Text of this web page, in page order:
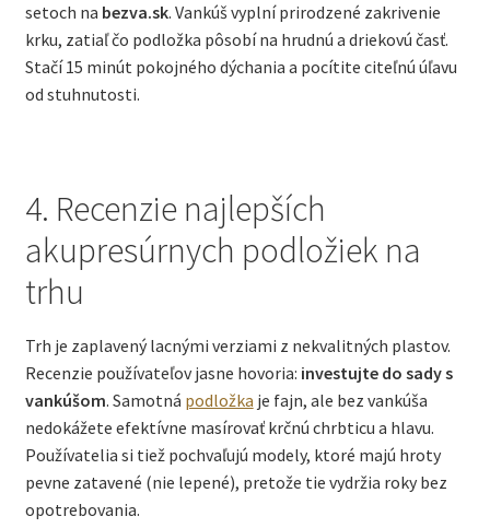
setoch na bezva.sk. Vankúš vyplní prirodzené zakrivenie
krku, zatiaľ čo podložka pôsobí na hrudnú a driekovú časť.
Stačí 15 minút pokojného dýchania a pocítite citeľnú úľavu
od stuhnutosti.
4. Recenzie najlepších
akupresúrnych podložiek na
trhu
Trh je zaplavený lacnými verziami z nekvalitných plastov.
Recenzie používateľov jasne hovoria: investujte do sady s
vankúšom. Samotná podložka je fajn, ale bez vankúša
nedokážete efektívne masírovať krčnú chrbticu a hlavu.
Používatelia si tiež pochvaľujú modely, ktoré majú hroty
pevne zatavené (nie lepené), pretože tie vydržia roky bez
opotrebovania.